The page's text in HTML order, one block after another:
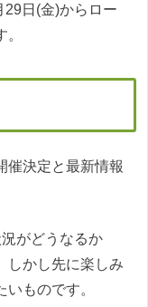
29日(金)からロー
催決定と最新情報
がどうなるか
しかし先に楽しみ
ものです。